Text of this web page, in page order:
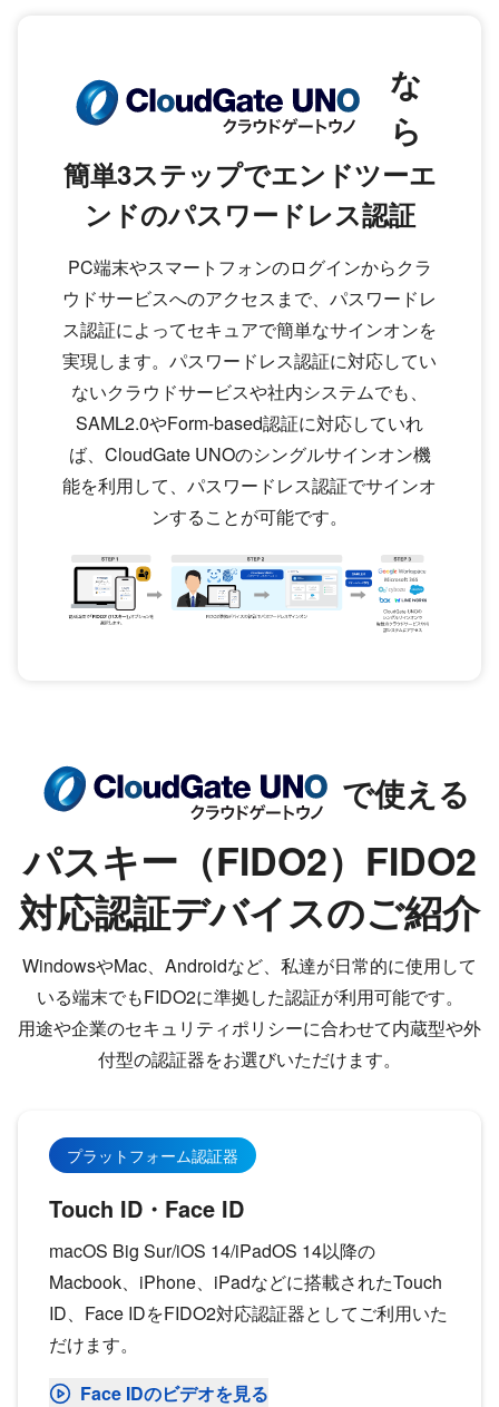
な
ら
簡単3ステップでエンドツーエ
ンドのパスワードレス認証
PC端末やスマートフォンのログインからクラ
ウドサービスへのアクセスまで、パスワードレ
ス認証によってセキュアで簡単なサインオンを
実現します。パスワードレス認証に対応してい
ないクラウドサービスや社内システムでも、
SAML2.0やForm-based認証に対応していれ
ば、CloudGate UNOのシングルサインオン機
能を利用して、パスワードレス認証でサインオ
ンすることが可能です。
で使える
パスキー（FIDO2）FIDO2
対応認証デバイスのご紹介
WindowsやMac、Androidなど、私達が日常的に使用して
いる端末でもFIDO2に準拠した認証が利用可能です。
用途や企業のセキュリティポリシーに合わせて内蔵型や外
付型の認証器をお選びいただけます。
プラットフォーム認証器
Touch ID・Face ID
macOS Big Sur/iOS 14/iPadOS 14以降の
Macbook、iPhone、iPadなどに搭載されたTouch
ID、Face IDをFIDO2対応認証器としてご利用いた
だけます。
Face IDのビデオを見る